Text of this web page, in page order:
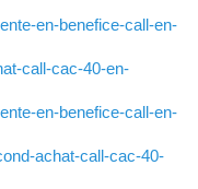
en-benefice-call-en-
call-cac-40-en-
en-benefice-call-en-
achat-call-cac-40-